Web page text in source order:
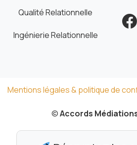
Qualité Relationnelle
Ingénierie Relationnelle
Mentions légales & politique de
©Accords